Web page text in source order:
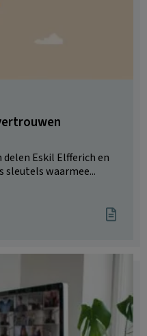
delen Eskil Elfferich en
sleutels waarmee...